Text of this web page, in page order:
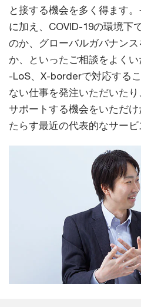
と接する機会を多く得ます
に加え、COVID-19の環境下
のか、グローバルガバナン
か、といったご相談をよく
-LoS、X-borderで対応する
ない仕事を発注いただいた
サポートする機会をいただ
たらす最近の代表的なサービ